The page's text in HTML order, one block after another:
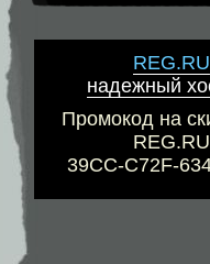
REG.RU
надежный
Промокод на
REG.RU
39CC-C72F-